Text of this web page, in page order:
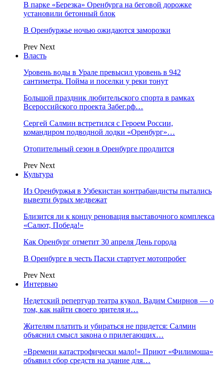
В парке «Березка» Оренбурга на беговой дорожке
установили бетонный блок
В Оренбуржье ночью ожидаются заморозки
Prev Next
Власть
Уровень воды в Урале превысил уровень в 942
сантиметра. Пойма и поселки у реки тонут
Большой праздник любительского спорта в рамках
Всероссийского проекта Забег.рф…
Сергей Салмин встретился с Героем России,
командиром подводной лодки «Оренбург»…
Отопительный сезон в Оренбурге продлится
Prev Next
Культура
Из Оренбуржья в Узбекистан контрабандисты пытались
вывезти бурых медвежат
Близится ли к концу реновация выставочного комплекса
«Салют, Победа!»
Как Оренбург отметит 30 апреля День города
В Оренбурге в честь Пасхи стартует мотопробег
Prev Next
Интервью
Недетский репертуар театра кукол. Вадим Смирнов — о
том, как найти своего зрителя и…
Жителям платить и убираться не придется: Салмин
объяснил смысл закона о прилегающих…
«Времени катастрофически мало!» Приют «Филимоша»
объявил сбор средств на здание для…